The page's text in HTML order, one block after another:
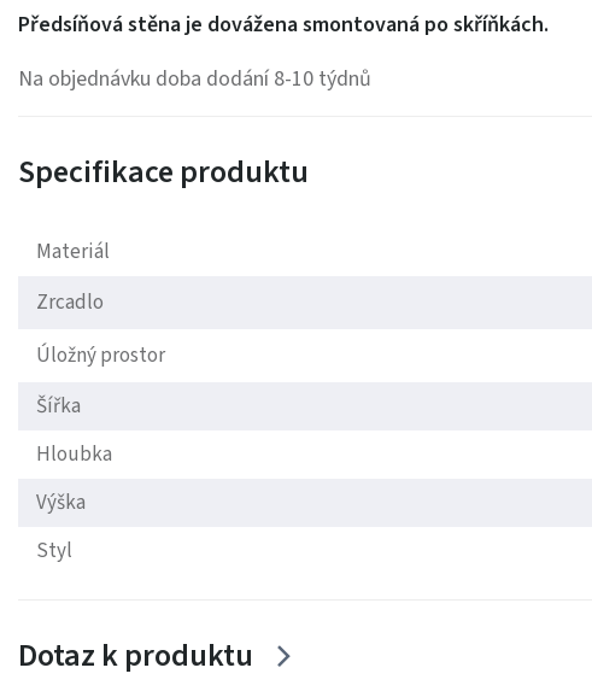
Předsíňová stěna je dovážena smontovaná po skříňkách.
Na objednávku doba dodání 8-10 týdnů
Specifikace produktu
Materiál
Zrcadlo
Úložný prostor
Šířka
Hloubka
Výška
Styl
Dotaz k produktu